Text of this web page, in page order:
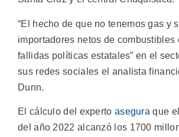
“El hecho de que no tenemos gas y
importadores netos de combustibles
fallidas políticas estatales” en el
sus redes sociales el analista
Dunn.
El cálculo del experto asegura que
del año 2022 alcanzó los 1700